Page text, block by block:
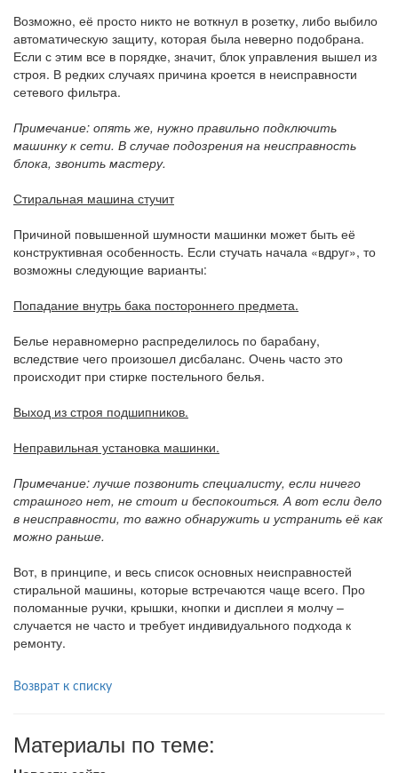
Возможно, её просто никто не воткнул в розетку, либо выбило
автоматическую защиту, которая была неверно подобрана.
Если с этим все в порядке, значит, блок управления вышел из
строя. В редких случаях причина кроется в неисправности
сетевого фильтра.
Примечание: опять же, нужно правильно подключить
машинку к сети. В случае подозрения на неисправность
блока, звонить мастеру.
Стиральная машина стучит
Причиной повышенной шумности машинки может быть её
конструктивная особенность. Если стучать начала «вдруг», то
возможны следующие варианты:
Попадание внутрь бака постороннего предмета.
Белье неравномерно распределилось по барабану,
вследствие чего произошел дисбаланс. Очень часто это
происходит при стирке постельного белья.
Выход из строя подшипников.
Неправильная установка машинки.
Примечание: лучше позвонить специалисту, если ничего
страшного нет, не стоит и беспокоиться. А вот если дело
в неисправности, то важно обнаружить и устранить её как
можно раньше.
Вот, в принципе, и весь список основных неисправностей
стиральной машины, которые встречаются чаще всего. Про
поломанные ручки, крышки, кнопки и дисплеи я молчу –
случается не часто и требует индивидуального подхода к
ремонту.
Возврат к списку
Материалы по теме: